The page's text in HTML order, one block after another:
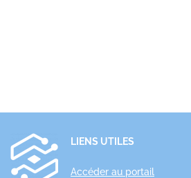
LIENS UTILES
Accéder au portail